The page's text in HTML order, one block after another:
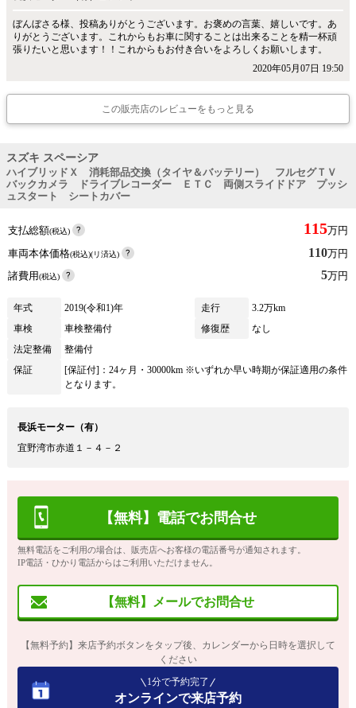
ぼんぼさる様、投稿ありがとうございます。お褒めの言葉、嬉しいです。あ
りがとうございます。これからもお車に関することは出来ることを精一杯頑
張りたいと思います！！これからもお付き合いをよろしくお願いします。
2020年05月07日 19:50
この販売店のレビューをもっと見る
スズキ スペーシア
ハイブリッドＸ 消耗部品交換（タイヤ＆バッテリー） フルセグＴＶ
バックカメラ ドライブレコーダー ＥＴＣ 両側スライドドア プッシ
ュスタート シートカバー
支払総額(税込) 115万円
車両本体価格(税込)(リ済込) 110万円
諸費用(税込) 5万円
年式 2019(令和1)年 走行
3.2万km
車検
車検整備付 修復歴
なし
法定整備
整備付
保証
[保証付]：24ヶ月・30000km ※いずれか早い時期が保証適用の条件
となります。
長浜モーター（有）
宜野湾市赤道１－４－２
【無料】電話でお問合せ
無料電話をご利用の場合は、販売店へお客様の電話番号が通知されます。
IP電話・ひかり電話からはご利用いただけません。
【無料】メールでお問合せ
【無料予約】来店予約ボタンをタップ後、カレンダーから日時を選択して
ください
1分で予約完了
オンラインで来店予約